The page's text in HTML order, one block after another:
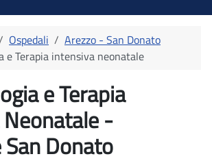
Ospedali
Arezzo - San Donato
e Terapia intensiva neonatale
e Terapia
-
Donato